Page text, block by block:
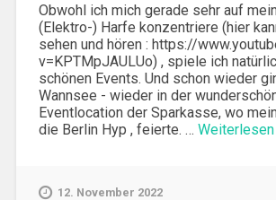
Obwohl ich mich gerade sehr auf
(Elektro-) Harfe konzentriere (hier
sehen und hören : https://
v=KPTMpJAULUo) , spiele ich
schönen Events. Und schon wieder
Wannsee - wieder in der
Eventlocation der Sparkasse, wo
die Berlin Hyp , feierte. …
12. November 2022